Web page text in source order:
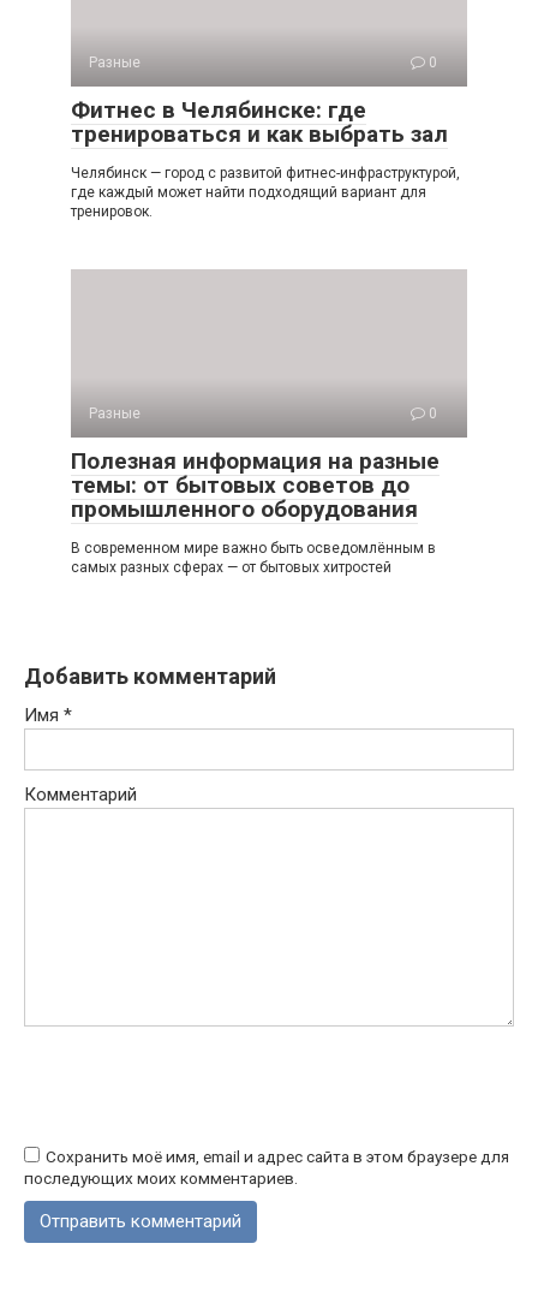
Разные 0
Фитнес в Челябинске: где
тренироваться и как выбрать зал
Челябинск — город с развитой фитнес-инфраструктурой,
где каждый может найти подходящий вариант для
тренировок.
Разные 0
Полезная информация на разные
темы: от бытовых советов до
промышленного оборудования
В современном мире важно быть осведомлённым в
самых разных сферах — от бытовых хитростей
Добавить комментарий
Имя *
Комментарий
Сохранить моё имя, email и адрес сайта в этом браузере для
последующих моих комментариев.